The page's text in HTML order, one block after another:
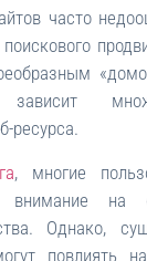
часто
ресурса.
, многие
внимание на
Однако,
повлиять